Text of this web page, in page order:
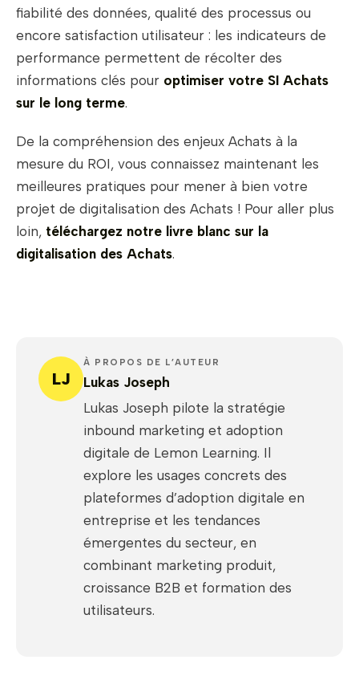
fiabilité des données, qualité des processus ou
encore satisfaction utilisateur : les indicateurs de
performance permettent de récolter des
informations clés pour optimiser votre SI Achats
sur le long terme.
De la compréhension des enjeux Achats à la
mesure du ROI, vous connaissez maintenant les
meilleures pratiques pour mener à bien votre
projet de digitalisation des Achats ! Pour aller plus
loin, téléchargez notre livre blanc sur la
digitalisation des Achats.
LJ
À PROPOS DE L’AUTEUR
Lukas Joseph
Lukas Joseph pilote la stratégie
inbound marketing et adoption
digitale de Lemon Learning. Il
explore les usages concrets des
plateformes d’adoption digitale en
entreprise et les tendances
émergentes du secteur, en
combinant marketing produit,
croissance B2B et formation des
utilisateurs.